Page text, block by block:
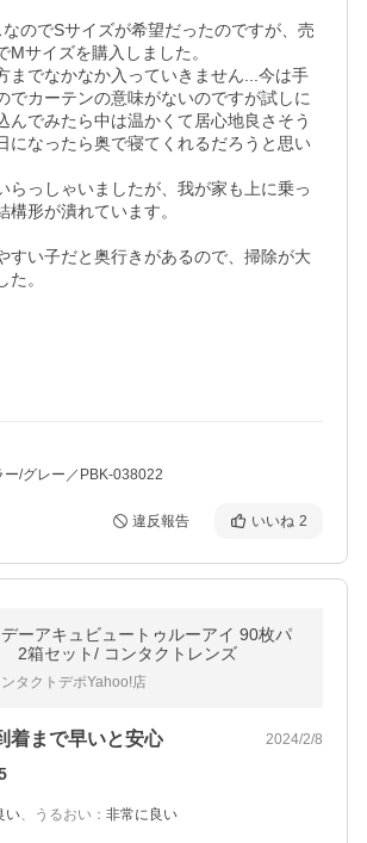
のでSサイズが希望だったのですが、売
Mサイズを購入しました。
までなかなか入っていきません...今は手
でカーテンの意味がないのですが試しに
んでみたら中は温かくて居心地良さそう
になったら奥で寝てくれるだろうと思い
らっしゃいましたが、我が家も上に乗っ
構形が潰れています。
すい子だと奥行きがあるので、掃除が大
。
ー/グレー／PBK-038022
違反報告 いいね 2
ーアキュビュートゥルーアイ 90枚パ
2箱セット/ コンタクトレンズ
ンタクトデポYahoo!店
着まで早いと安心 2024/2/8
い、 うるおい ： 非常に良い